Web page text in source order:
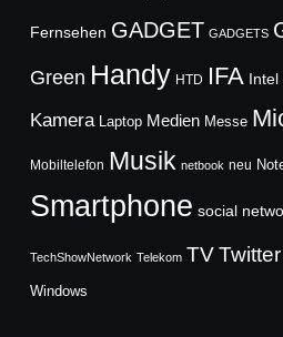
Fernsehen GADGET GADGETS
Green Handy HTD IFA Intel
Kamera Laptop Medien Messe
Mobiltelefon Musik netbook neu
Smartphone social
TechShowNetwork Telekom TVTwitter
Windows